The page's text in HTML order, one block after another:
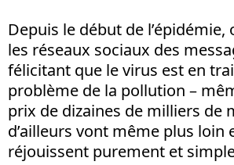
Depuis le début de
les réseaux sociaux des
félicitant que le virus est en
problème de la pollution –
prix de dizaines de milliers de
d’ailleurs vont même plus loin
réjouissent purement et